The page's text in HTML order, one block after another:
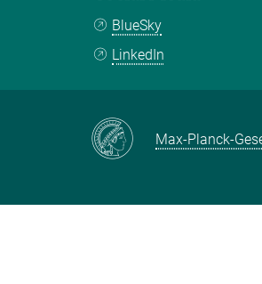
BlueSky
LinkedIn
Max-Planck-